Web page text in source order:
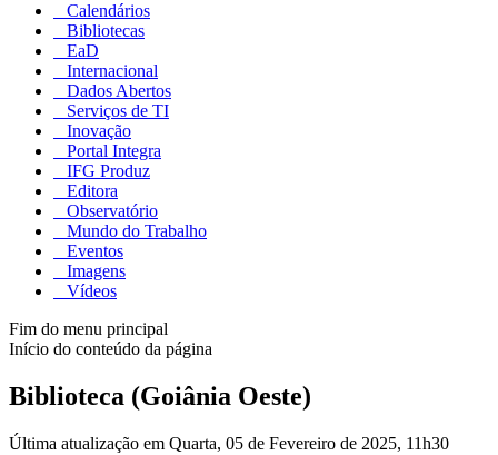
Calendários
Bibliotecas
EaD
Internacional
Dados Abertos
Serviços de TI
Inovação
Portal Integra
IFG Produz
Editora
Observatório
Mundo do Trabalho
Eventos
Imagens
Vídeos
Fim do menu principal
Início do conteúdo da página
Biblioteca (Goiânia Oeste)
Última atualização em Quarta, 05 de Fevereiro de 2025, 11h30